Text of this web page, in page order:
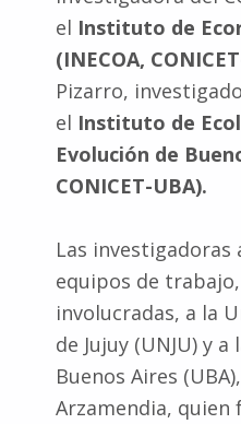
el Instituto de
(INECOA,
Pizarro,
el Instituto de
Evolución de
CONICET-UBA).
Las investigadoras
equipos de
involucradas, a la
de Jujuy (UNJU) y
Buenos Aires
Arzamendia,